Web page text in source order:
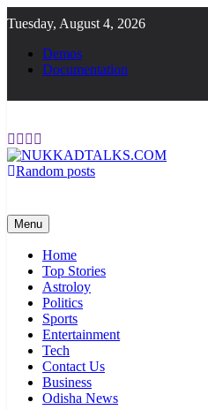
to
content
Tuesday, August 4, 2026
Demos
Documentation
Random posts
Menu
Home
Top Stories
Astroloy
Politics
Sports
Entertainment
Tech
Contact Us
Business
Odisha News